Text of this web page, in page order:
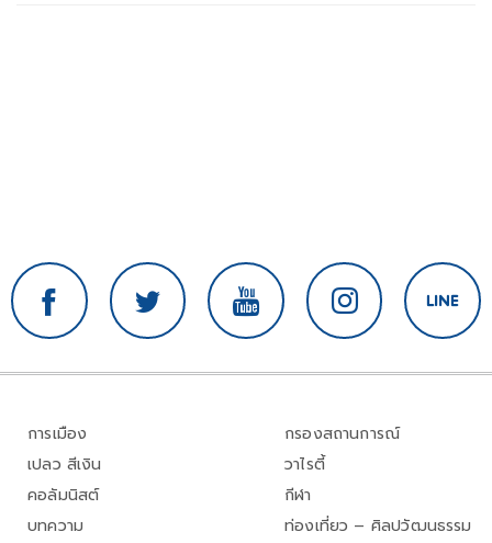
การเมือง
เปลว สีเงิน
คอลัมนิสต์
บทความ
กรองสถานการณ์
วาไรตี้
กีฬา
ท่องเที่ยว – ศิลปวัฒนธรรม